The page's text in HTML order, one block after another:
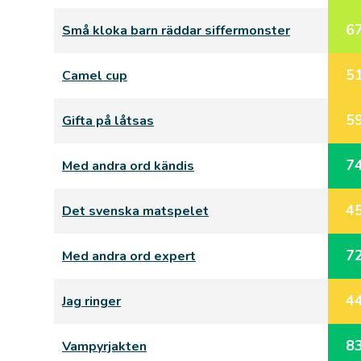
Små kloka barn räddar siffermonster
Camel cup
Gifta på låtsas
Med andra ord kändis
Det svenska matspelet
Med andra ord expert
Jag ringer
Vampyrjakten